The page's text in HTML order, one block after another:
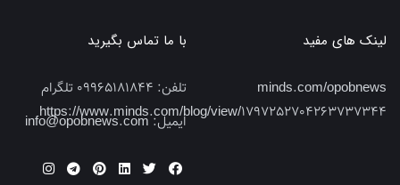
لینک های مفید
minds.com/opobnews
https://www.minds.com/blog/view/1797252704263737344
با ما تماس بگیرید
تلفن:
ایمیل:info@opobnews.com